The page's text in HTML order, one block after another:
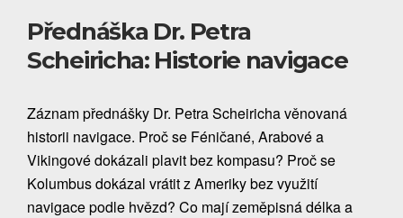
Přednáška Dr. Petra
Scheiricha: Historie navigace
Záznam přednášky Dr. Petra Scheiricha věnovaná
historii navigace. Proč se Féničané, Arabové a
Vikingové dokázali plavit bez kompasu? Proč se
Kolumbus dokázal vrátit z Ameriky bez využití
navigace podle hvězd? Co mají zeměpisná délka a